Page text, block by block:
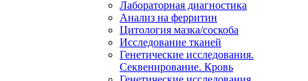
Лабораторная диагностика
Анализ на ферритин
Цитология мазка/соскоба
Исследование тканей
Генетические исследования.
Секвенирование. Кровь